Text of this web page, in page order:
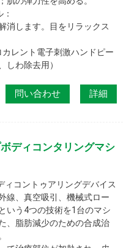
消します。目をリラックス
レント電子刺激ハンドピー
しわ除去用）
問い合わせ 詳細
ディコンタリングマシ
ィコントゥアリングデバイス
線、真空吸引、機械式ロー
いう4つの技術を1台のマシ
、脂肪減少のための合成治